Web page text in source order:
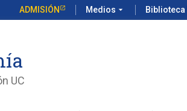
ADMISIÓN Medios arrow_drop_down Biblioteca
UC